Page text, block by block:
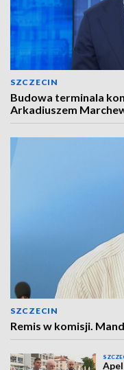
SZCZECIN
Budowa terminala
Arkadiuszem
SZCZECIN
Remis w komisji.